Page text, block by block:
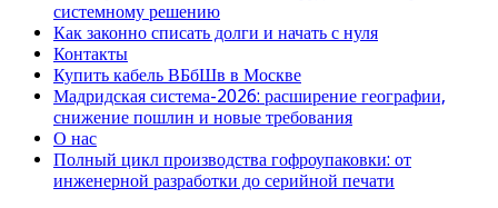
системному решению
Как законно списать долги и начать с нуля
Контакты
Купить кабель ВБбШв в Москве
Мадридская система-2026: расширение географии,
снижение пошлин и новые требования
О нас
Полный цикл производства гофроупаковки: от
инженерной разработки до серийной печати